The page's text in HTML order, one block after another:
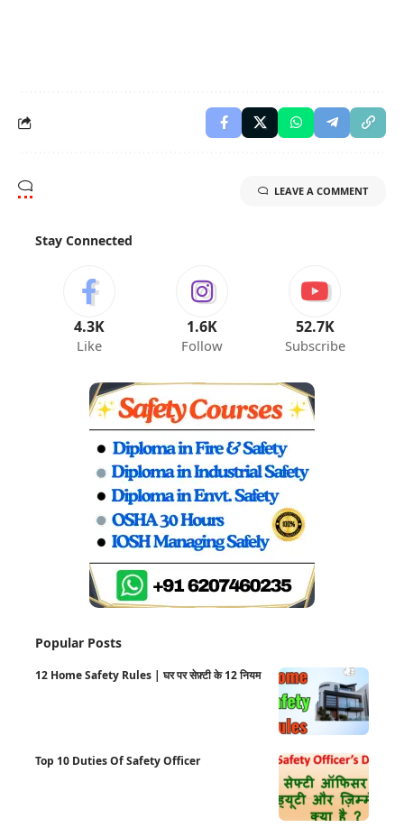
LEAVE A COMMENT
Stay Connected
4.3K
Like
1.6K
Follow
52.7K
Subscribe
Popular Posts
12 Home Safety Rules | घर पर सेफ़्टी के 12 नियम
Top 10 Duties Of Safety Officer